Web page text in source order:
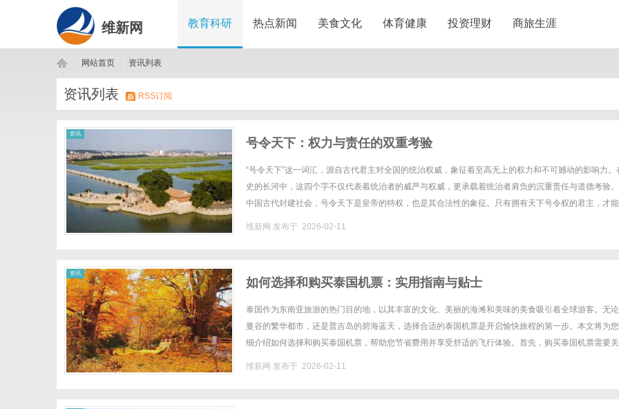
维新网 教育科研 热点新闻 美食文化 体育健康 投资理财 商旅生涯
维 ›
网站首页
›
资讯列表
资讯列表 RSS订阅
资讯
号令天下：权力与责任的双重考验
“号令天下”这一词汇，源自古代君主对全国的统治权威，象征着至高无上的权力和不可撼动的影响力。
史的长河中，这四个字不仅代表着统治者的威严与权威，更承载着统治者肩负的沉重责任与道德考验
中国古代封建社会，号令天下是皇帝的特权，也是其合法性的象征。只有拥有天下号令权的君主，才能
维新网 发布于 2026-02-11
资讯
如何选择和购买泰国机票：实用指南与贴士
泰国作为东南亚旅游的热门目的地，以其丰富的文化、美丽的海滩和美味的美食吸引着全球游客。无
曼谷的繁华都市，还是普吉岛的碧海蓝天，选择合适的泰国机票是开启愉快旅程的第一步。本文将为
细介绍如何选择和购买泰国机票，帮助您节省费用并享受舒适的飞行体验。首先，购买泰国机票需要
维新网 发布于 2026-02-11